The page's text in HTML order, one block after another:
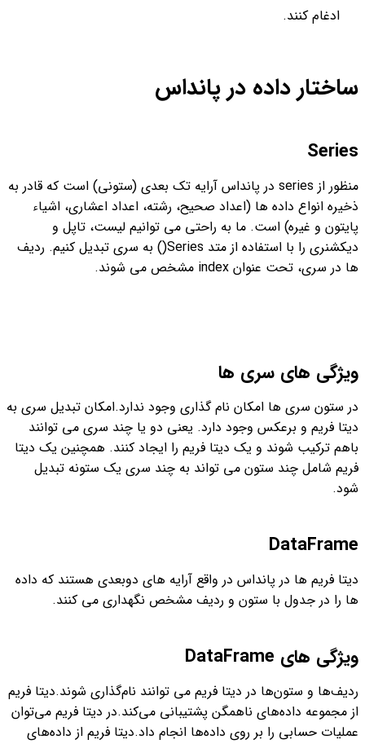
ادغام کنند.
ساختار داده در پانداس
Series
منظور از series در پانداس آرایه تک بعدی (ستونی) است که قادر به
ذخیره انواع داده ها (اعداد صحیح، رشته، اعداد اعشاری، اشیاء
پایتون و غیره) است. ما به راحتی می توانیم لیست، تاپل و
دیکشنری را با استفاده از متد Series() به سری تبدیل کنیم. ردیف
ها در سری، تحت عنوان index مشخص می شوند.
ویژگی های سری ها
در ستون سری ها امکان نام گذاری وجود ندارد.امکان تبدیل سری به
دیتا فریم و برعکس وجود دارد. یعنی دو یا چند سری می توانند
باهم ترکیب شوند و یک دیتا فریم را ایجاد کنند. همچنین یک دیتا
فریم شامل چند ستون می تواند به چند سری یک ستونه تبدیل
شود.
DataFrame
دیتا فریم ها در پانداس در واقع آرایه های دوبعدی هستند که داده
ها را در جدول با ستون و ردیف مشخص نگهداری می کنند.
ویژگی های DataFrame
ردیف‌ها و ستون‌ها در دیتا فریم می توانند نام‌گذاری شوند.دیتا فریم
از مجموعه داده‌های ناهمگن پشتیبانی می‌کند.در دیتا فریم می‌توان
عملیات حسابی را بر روی داده‌‌ها انجام داد.دیتا فریم از داده‌های